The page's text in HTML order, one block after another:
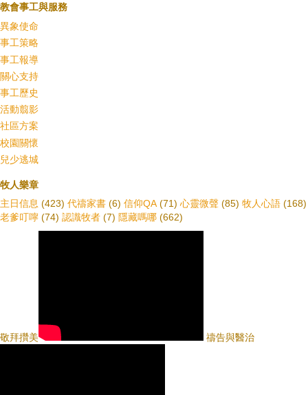
教會事工與服務
異象使命
事工策略
事工報導
關心支持
事工歷史
活動翦影
社區方案
校園關懷
兒少逃城
牧人樂章
主日信息 (423) 代禱家書 (6) 信仰QA (71) 心靈微聲 (85) 牧人心語 (168)
老爹叮嚀 (74) 認識牧者 (7) 隱藏嗎哪 (662)
敬拜攢美 禱告與醫治